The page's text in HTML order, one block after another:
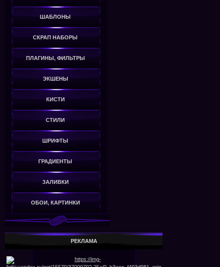
ШАБЛОНЫ
СКРАП НАБОРЫ
ПЛАГИНЫ, ФИЛЬТРЫ
ЭКШЕНЫ
КИСТИ
СТИЛИ
ШРИФТЫ
ГРАДИЕНТЫ
ЗАЛИВКИ
ОБОИ, КАРТИНКИ
РЕКЛАМА